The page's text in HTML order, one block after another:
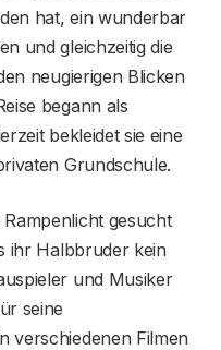
hat, ein wunderbar
und gleichzeitig die
neugierigen Blicken
begann als
bekleidet sie eine
Grundschule.
gesucht
ihr Halbbruder kein
und Musiker
seine
verschiedenen Filmen